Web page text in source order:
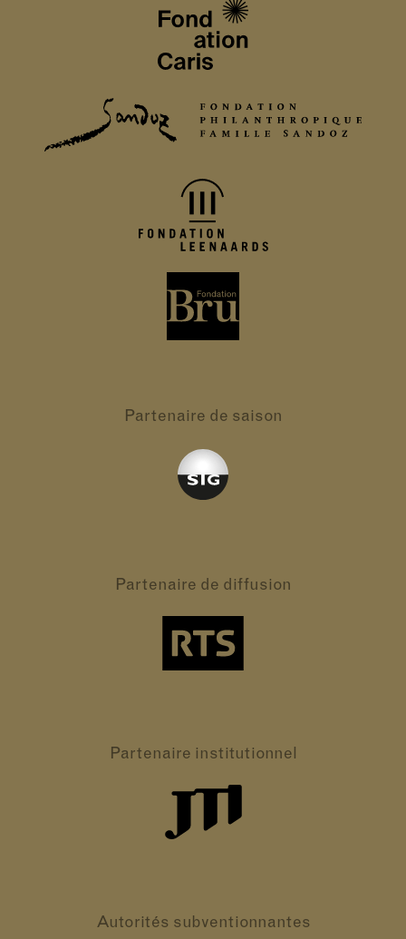
Partenaire de saison
Partenaire de diffusion
Partenaire institutionnel
Autorités subventionnantes